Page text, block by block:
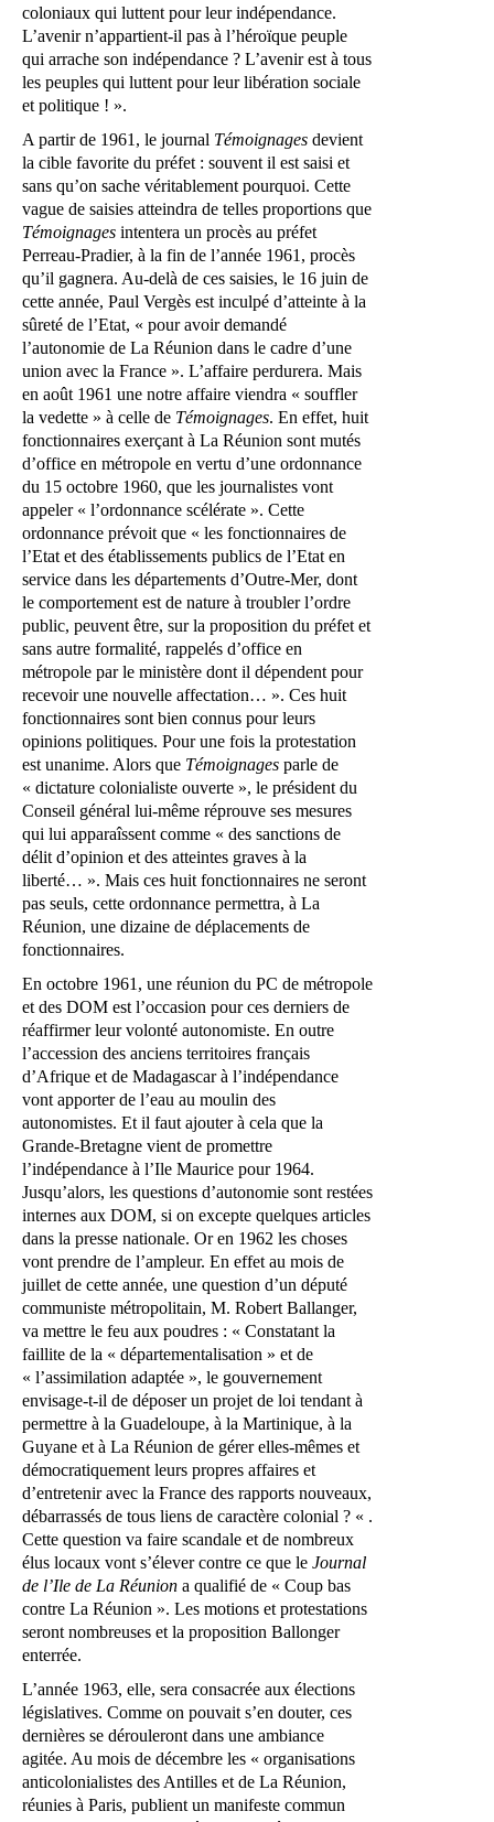
coloniaux qui luttent pour leur indépendance.
L’avenir n’appartient-il pas à l’héroïque peuple
qui arrache son indépendance ? L’avenir est à tous
les peuples qui luttent pour leur libération sociale
et politique ! ».
A partir de 1961, le journal Témoignages devient
la cible favorite du préfet : souvent il est saisi et
sans qu’on sache véritablement pourquoi. Cette
vague de saisies atteindra de telles proportions que
Témoignages intentera un procès au préfet
Perreau-Pradier, à la fin de l’année 1961, procès
qu’il gagnera. Au-delà de ces saisies, le 16 juin de
cette année, Paul Vergès est inculpé d’atteinte à la
sûreté de l’Etat, « pour avoir demandé
l’autonomie de La Réunion dans le cadre d’une
union avec la France ». L’affaire perdurera. Mais
en août 1961 une notre affaire viendra « souffler
la vedette » à celle de Témoignages. En effet, huit
fonctionnaires exerçant à La Réunion sont mutés
d’office en métropole en vertu d’une ordonnance
du 15 octobre 1960, que les journalistes vont
appeler « l’ordonnance scélérate ». Cette
ordonnance prévoit que « les fonctionnaires de
l’Etat et des établissements publics de l’Etat en
service dans les départements d’Outre-Mer, dont
le comportement est de nature à troubler l’ordre
public, peuvent être, sur la proposition du préfet et
sans autre formalité, rappelés d’office en
métropole par le ministère dont il dépendent pour
recevoir une nouvelle affectation… ». Ces huit
fonctionnaires sont bien connus pour leurs
opinions politiques. Pour une fois la protestation
est unanime. Alors que Témoignages parle de
« dictature colonialiste ouverte », le président du
Conseil général lui-même réprouve ses mesures
qui lui apparaîssent comme « des sanctions de
délit d’opinion et des atteintes graves à la
liberté… ». Mais ces huit fonctionnaires ne seront
pas seuls, cette ordonnance permettra, à La
Réunion, une dizaine de déplacements de
fonctionnaires.
En octobre 1961, une réunion du PC de métropole
et des DOM est l’occasion pour ces derniers de
réaffirmer leur volonté autonomiste. En outre
l’accession des anciens territoires français
d’Afrique et de Madagascar à l’indépendance
vont apporter de l’eau au moulin des
autonomistes. Et il faut ajouter à cela que la
Grande-Bretagne vient de promettre
l’indépendance à l’Ile Maurice pour 1964.
Jusqu’alors, les questions d’autonomie sont restées
internes aux DOM, si on excepte quelques articles
dans la presse nationale. Or en 1962 les choses
vont prendre de l’ampleur. En effet au mois de
juillet de cette année, une question d’un député
communiste métropolitain, M. Robert Ballanger,
va mettre le feu aux poudres : « Constatant la
faillite de la « départementalisation » et de
« l’assimilation adaptée », le gouvernement
envisage-t-il de déposer un projet de loi tendant à
permettre à la Guadeloupe, à la Martinique, à la
Guyane et à La Réunion de gérer elles-mêmes et
démocratiquement leurs propres affaires et
d’entretenir avec la France des rapports nouveaux,
débarrassés de tous liens de caractère colonial ? « .
Cette question va faire scandale et de nombreux
élus locaux vont s’élever contre ce que le Journal
de l’Ile de La Réunion a qualifié de « Coup bas
contre La Réunion ». Les motions et protestations
seront nombreuses et la proposition Ballonger
enterrée.
L’année 1963, elle, sera consacrée aux élections
législatives. Comme on pouvait s’en douter, ces
dernières se dérouleront dans une ambiance
agitée. Au mois de décembre les « organisations
anticolonialistes des Antilles et de La Réunion,
réunies à Paris, publient un manifeste commun